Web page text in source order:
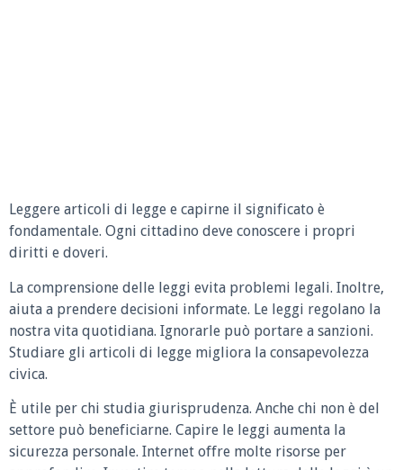
Leggere articoli di legge e capirne il significato è
fondamentale. Ogni cittadino deve conoscere i propri
diritti e doveri.
La comprensione delle leggi evita problemi legali. Inoltre,
aiuta a prendere decisioni informate. Le leggi regolano la
nostra vita quotidiana. Ignorarle può portare a sanzioni.
Studiare gli articoli di legge migliora la consapevolezza
civica.
È utile per chi studia giurisprudenza. Anche chi non è del
settore può beneficiarne. Capire le leggi aumenta la
sicurezza personale. Internet offre molte risorse per